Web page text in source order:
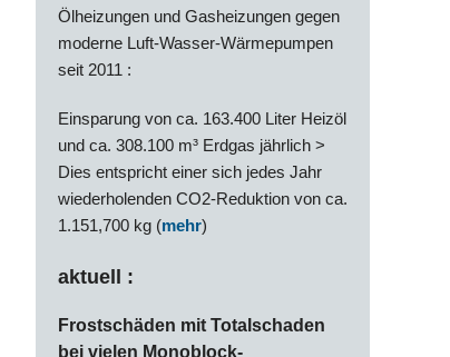
Ölheizungen und Gasheizungen gegen
moderne Luft-Wasser-Wärmepumpen
seit 2011 :
Einsparung von ca. 163.400 Liter Heizöl
und ca. 308.100 m³ Erdgas jährlich >
Dies entspricht einer sich jedes Jahr
wiederholenden CO2-Reduktion von ca.
1.151,700 kg (mehr)
aktuell :
Frostschäden mit Totalschaden
bei vielen Monoblock-